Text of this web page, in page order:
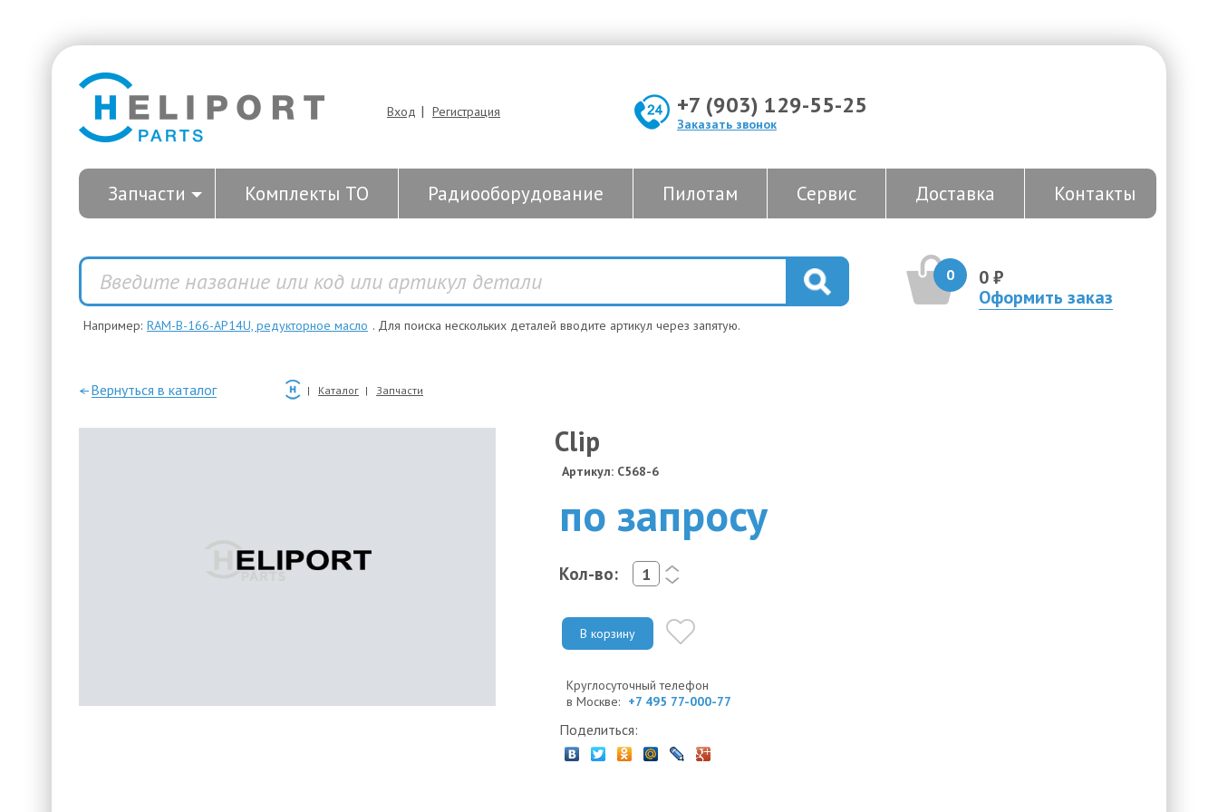
Вход | Регистрация +7 (903) 129-55-25
Заказать звонок
Запчасти Комплекты ТО Радиооборудование Пилотам Сервис Доставка Контакты
0
0 ₽
Оформить заказ
Например: RAM-B-166-AP14U, редукторное масло . Для поиска нескольких деталей вводите артикул через запятую.
—Вернуться в каталог Каталог Запчасти
Clip
Артикул: C568-6
по запросу
Кол-во:
<
>
В корзину
Круглосуточный телефон
в Москве: +7 495 77-000-77
Поделиться: